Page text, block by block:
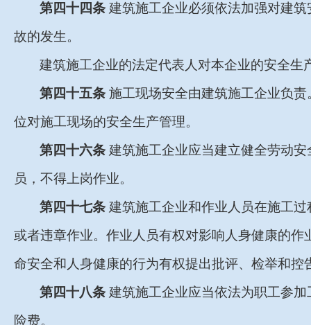
第四十四条 建筑施工企业必须依法加强对建
故的发生。
建筑施工企业的法定代表人对本企业的安全生
第四十五条 施工现场安全由建筑施工企业负
位对施工现场的安全生产管理。
第四十六条 建筑施工企业应当建立健全劳动
员，不得上岗作业。
第四十七条 建筑施工企业和作业人员在施工
或者违章作业。作业人员有权对影响人身健康的
命安全和人身健康的行为有权提出批评、检举和控
第四十八条 建筑施工企业应当依法为职工参
险费。